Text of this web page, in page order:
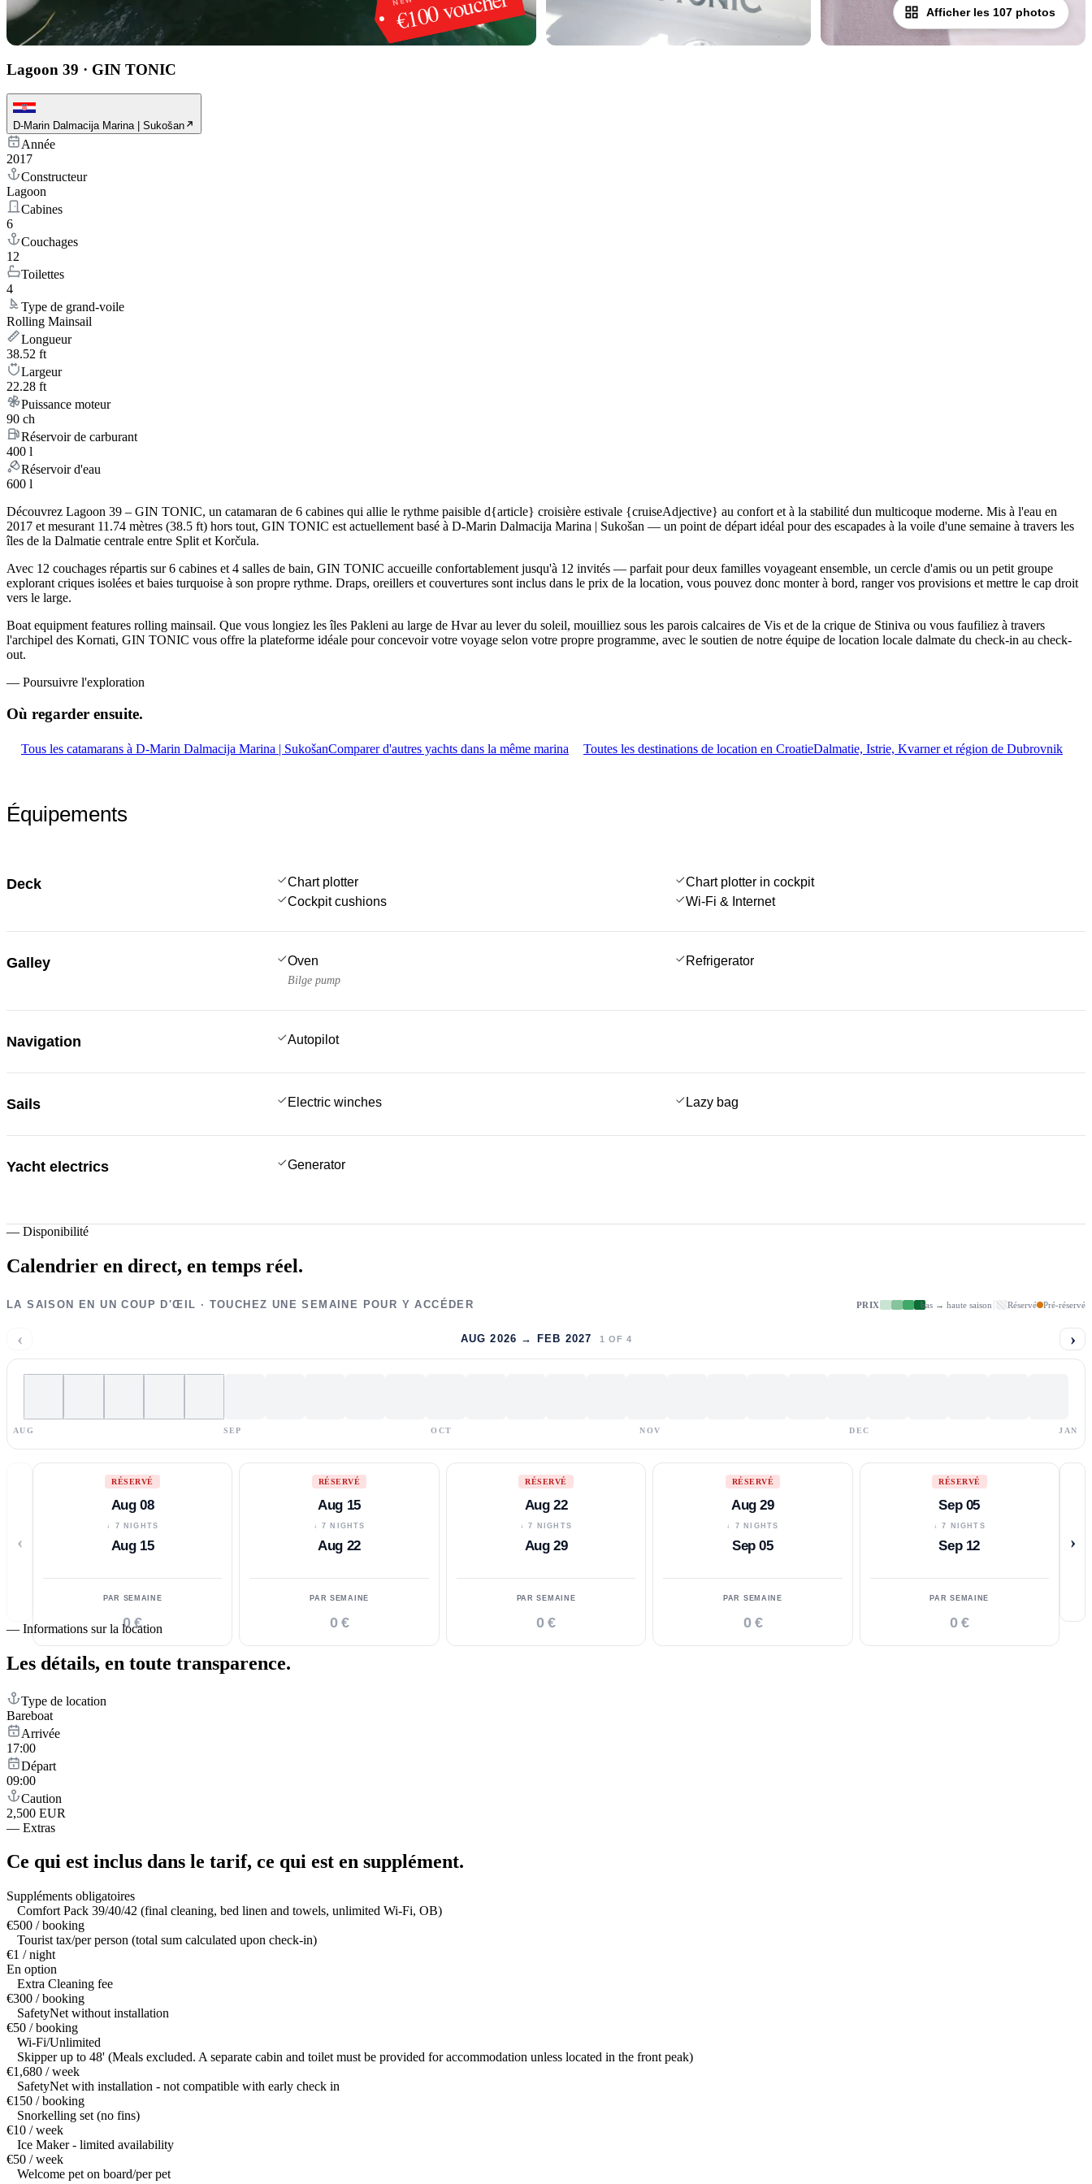
Afficher les 107 photos
Lagoon 39 · GIN TONIC
D-Marin Dalmacija Marina | Sukošan
Année
2017
Constructeur
Lagoon
Cabines
6
Couchages
12
Toilettes
4
Type de grand-voile
Rolling Mainsail
Longueur
38.52 ft
Largeur
22.28 ft
Puissance moteur
90 ch
Réservoir de carburant
400 l
Réservoir d'eau
600 l
Découvrez Lagoon 39 – GIN TONIC, un catamaran de 6 cabines qui allie le rythme paisible d{article} croisière estivale {cruiseAdjective} au confort et à la stabilité dun multicoque moderne. Mis à l'eau en
2017 et mesurant 11.74 mètres (38.5 ft) hors tout, GIN TONIC est actuellement basé à D-Marin Dalmacija Marina | Sukošan — un point de départ idéal pour des escapades à la voile d'une semaine à travers les
îles de la Dalmatie centrale entre Split et Korčula.
Avec 12 couchages répartis sur 6 cabines et 4 salles de bain, GIN TONIC accueille confortablement jusqu'à 12 invités — parfait pour deux familles voyageant ensemble, un cercle d'amis ou un petit groupe
explorant criques isolées et baies turquoise à son propre rythme. Draps, oreillers et couvertures sont inclus dans le prix de la location, vous pouvez donc monter à bord, ranger vos provisions et mettre le cap droit
vers le large.
Boat equipment features rolling mainsail. Que vous longiez les îles Pakleni au large de Hvar au lever du soleil, mouilliez sous les parois calcaires de Vis et de la crique de Stiniva ou vous faufiliez à travers
l'archipel des Kornati, GIN TONIC vous offre la plateforme idéale pour concevoir votre voyage selon votre propre programme, avec le soutien de notre équipe de location locale dalmate du check-in au check-
out.
— Poursuivre l'exploration
Où regarder ensuite.
Tous les catamarans à D-Marin Dalmacija Marina | SukošanComparer d'autres yachts dans la même marina Toutes les destinations de location en CroatieDalmatie, Istrie, Kvarner et région de Dubrovnik
Équipements
Deck Chart plotter
Chart plotter in cockpit
Cockpit cushions
Wi-Fi & Internet
Galley Oven
Bilge pump
Refrigerator
Navigation Autopilot
Sails Electric winches Lazy bag
Yacht electrics Generator
— Disponibilité
Calendrier en direct, en temps réel.
LA SAISON EN UN COUP D'ŒIL · TOUCHEZ UNE SEMAINE POUR Y ACCÉDER PRIX bas → haute saison Réservé Pré-réservé
‹ AUG 2026 → FEB 2027 1 OF 4 ›
AUG SEP OCT NOV DEC JAN
‹
RÉSERVÉ
Aug 08
↓ 7 NIGHTS
Aug 15
PAR SEMAINE
0 €
RÉSERVÉ
Aug 15
↓ 7 NIGHTS
Aug 22
PAR SEMAINE
0 €
RÉSERVÉ
Aug 22
↓ 7 NIGHTS
Aug 29
PAR SEMAINE
0 €
RÉSERVÉ
Aug 29
↓ 7 NIGHTS
Sep 05
PAR SEMAINE
0 €
RÉSERVÉ
Sep 05
↓ 7 NIGHTS
Sep 12
PAR SEMAINE
0 €
›
— Informations sur la location
Les détails, en toute transparence.
Type de location
Bareboat
Arrivée
17:00
Départ
09:00
Caution
2,500 EUR
— Extras
Ce qui est inclus dans le tarif, ce qui est en supplément.
Suppléments obligatoires
Comfort Pack 39/40/42 (final cleaning, bed linen and towels, unlimited Wi-Fi, OB)
€500 / booking
Tourist tax/per person (total sum calculated upon check-in)
€1 / night
En option
Extra Cleaning fee
€300 / booking
SafetyNet without installation
€50 / booking
Wi-Fi/Unlimited
Skipper up to 48' (Meals excluded. A separate cabin and toilet must be provided for accommodation unless located in the front peak)
€1,680 / week
SafetyNet with installation - not compatible with early check in
€150 / booking
Snorkelling set (no fins)
€10 / week
Ice Maker - limited availability
€50 / week
Welcome pet on board/per pet